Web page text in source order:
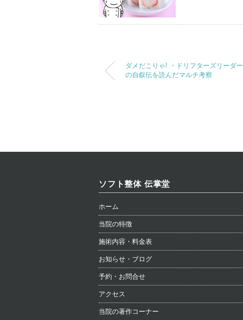
ダメだこりゃ! ・ドリフターズリーダー
の自叙伝を読んだマルチ考察
ソフト整体 伝掌堂
ホーム
当院の特徴
施術内容・料金表
お知らせ・ブログ
予約・お問合せ
アクセス
当院の著作コーナー